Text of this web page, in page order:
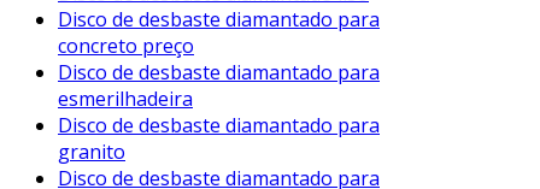
Disco de desbaste diamantado para
concreto preço
Disco de desbaste diamantado para
esmerilhadeira
Disco de desbaste diamantado para
granito
Disco de desbaste diamantado para